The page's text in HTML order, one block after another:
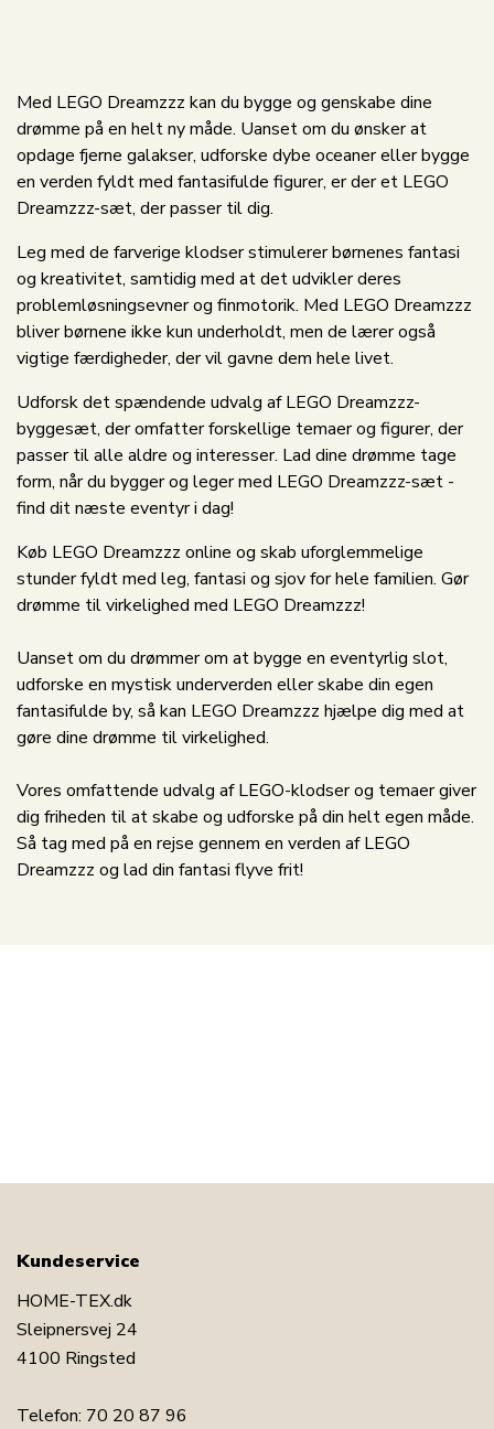
Med LEGO Dreamzzz kan du bygge og genskabe dine
drømme på en helt ny måde. Uanset om du ønsker at
opdage fjerne galakser, udforske dybe oceaner eller bygge
en verden fyldt med fantasifulde figurer, er der et LEGO
Dreamzzz-sæt, der passer til dig.
Leg med de farverige klodser stimulerer børnenes fantasi
og kreativitet, samtidig med at det udvikler deres
problemløsningsevner og finmotorik. Med LEGO Dreamzzz
bliver børnene ikke kun underholdt, men de lærer også
vigtige færdigheder, der vil gavne dem hele livet.
Udforsk det spændende udvalg af LEGO Dreamzzz-
byggesæt, der omfatter forskellige temaer og figurer, der
passer til alle aldre og interesser. Lad dine drømme tage
form, når du bygger og leger med LEGO Dreamzzz-sæt -
find dit næste eventyr i dag!
Køb LEGO Dreamzzz online og skab uforglemmelige
stunder fyldt med leg, fantasi og sjov for hele familien. Gør
drømme til virkelighed med LEGO Dreamzzz!
Uanset om du drømmer om at bygge en eventyrlig slot,
udforske en mystisk underverden eller skabe din egen
fantasifulde by, så kan LEGO Dreamzzz hjælpe dig med at
gøre dine drømme til virkelighed.
Vores omfattende udvalg af LEGO-klodser og temaer giver
dig friheden til at skabe og udforske på din helt egen måde.
Så tag med på en rejse gennem en verden af LEGO
Dreamzzz og lad din fantasi flyve frit!
Kundeservice
HOME-TEX.dk
Sleipnersvej 24
4100 Ringsted
Telefon: 70 20 87 96